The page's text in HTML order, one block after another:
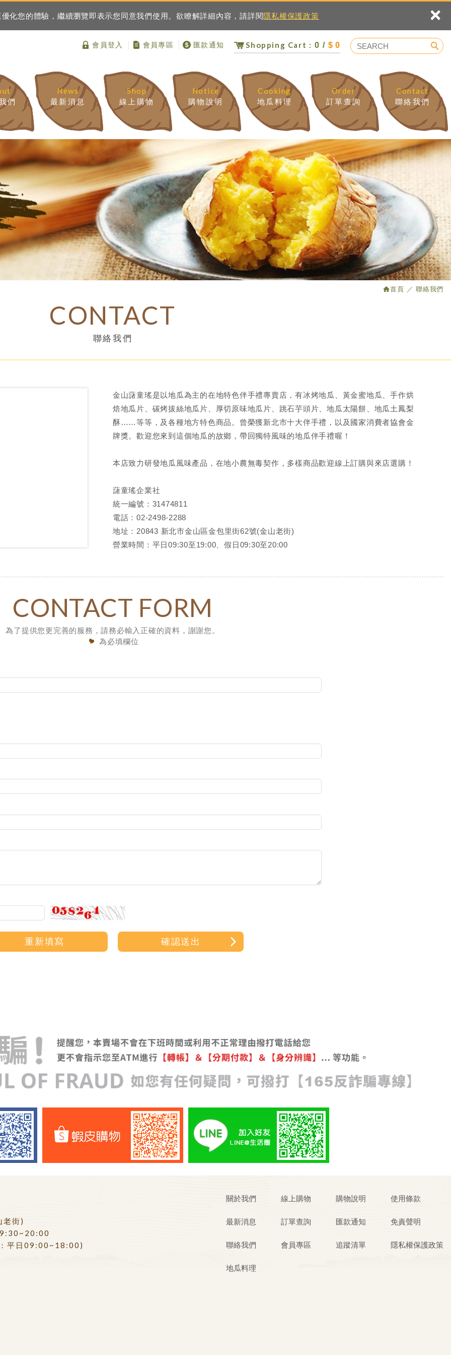
化您的體驗，繼續瀏覽即表示您同意我們使用。欲瞭解詳細內容，請詳閱隱私權保護政策 ×
會員登入 會員專區 匯款通知 Shopping Cart : 0 /$ 0
們
News
最新消息
Shop
線上購物
Notice
購物說明
Cooking
地瓜料理
Order
訂單查詢
Contact
聯絡我們
首頁 聯絡我們
CONTACT
聯絡我們
金山藷童瑤是以地瓜為主的在地特色伴手禮專賣店，有冰烤地瓜、黃金蜜地瓜、手作烘
焙地瓜片、碳烤拔絲地瓜片、厚切原味地瓜片、跳石芋頭片、地瓜太陽餅、地瓜土鳳梨
酥……等等，及各種地方特色商品。曾榮獲新北市十大伴手禮，以及國家消費者協會金
牌獎。歡迎您來到這個地瓜的故鄉，帶回獨特風味的地瓜伴手禮喔！
本店致力研發地瓜風味產品，在地小農無毒契作，多樣商品歡迎線上訂購與來店選購！
藷童瑤企業社
統一編號：31474811
電話：02-2498-2288
地址：20843 新北市金山區金包里街62號(金山老街)
營業時間：平日09:30至19:00、假日09:30至20:00
CONTACT FORM
為了提供您更完善的服務，請務必輸入正確的資料，謝謝您。
為必填欄位
重新填寫 確認送出
老街)
平日09:00~18:00)
關於我們
最新消息
聯絡我們
地瓜料理
線上購物
訂單查詢
會員專區
購物說明
匯款通知
追蹤清單
使用條款
免責聲明
隱私權保護政策